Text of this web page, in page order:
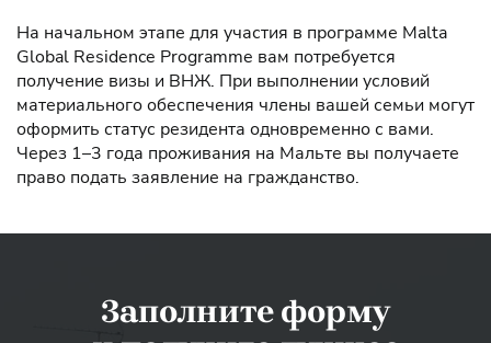
На начальном этапе для участия в программе Malta
Global Residence Programme вам потребуется
получение визы и ВНЖ. При выполнении условий
материального обеспечения члены вашей семьи могут
оформить статус резидента одновременно с вами.
Через 1–3 года проживания на Мальте вы получаете
право подать заявление на гражданство.
Заполните форму